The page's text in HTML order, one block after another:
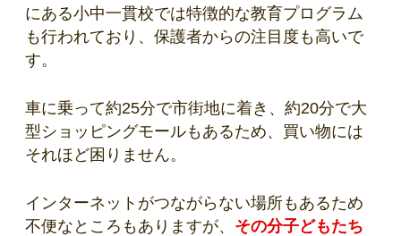
にある小中一貫校では特徴的な教育プログラム
も行われており、保護者からの注目度も高いで
す。
車に乗って約25分で市街地に着き、約20分で大
型ショッピングモールもあるため、買い物には
それほど困りません。
インターネットがつながらない場所もあるため
不便なところもありますが、 その分子どもたち